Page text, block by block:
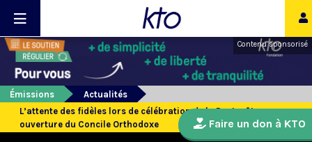
Contenu sponsorisé
Émissions
Actualités
L’attente des fidèles lors de célébration de la Pentecôte en
ouverture du Concile Orthodoxe
Faire un don à KTO